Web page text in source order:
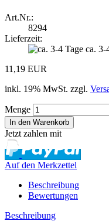
Art.Nr.:
8294
Lieferzeit:
ca. 3-
11,19 EUR
inkl. 19% MwSt. zzgl.
Menge
Jetzt zahlen mit
Auf den Merkzettel
Beschreibung
Bewertungen
Beschreibung